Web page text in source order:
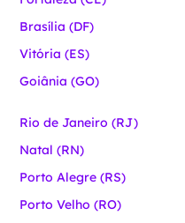
Brasília (DF)
Vitória (ES)
Goiânia (GO)
Rio de Janeiro (RJ)
Natal (RN)
Porto Alegre (RS)
Porto Velho (RO)